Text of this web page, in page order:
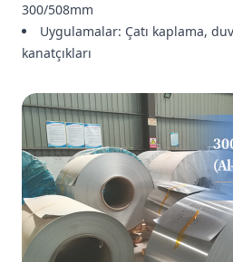
300/508mm
Uygulamalar: Çatı kaplama,
kanatçıkları